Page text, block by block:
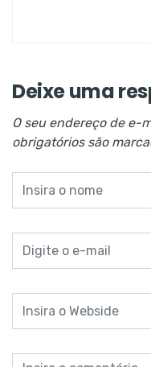
Deixe uma
O seu endereço de e-
obrigatórios são